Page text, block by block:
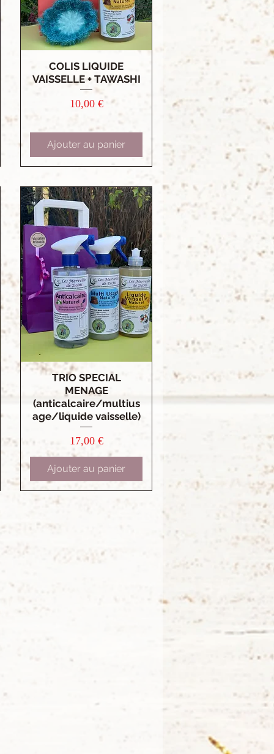
Aperçu rapide
COLIS LIQUIDE
VAISSELLE + TAWASHI
Prix
10,00 €
Ajouter au panier
Aperçu rapide
TRIO SPECIAL
MENAGE
(anticalcaire/multius
age/liquide vaisselle)
Prix
17,00 €
Ajouter au panier